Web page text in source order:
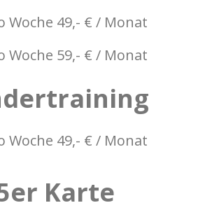
Woche 49,- € / Monat
Woche 59,- € / Monat
Woche 49,- € / Monat
Karte